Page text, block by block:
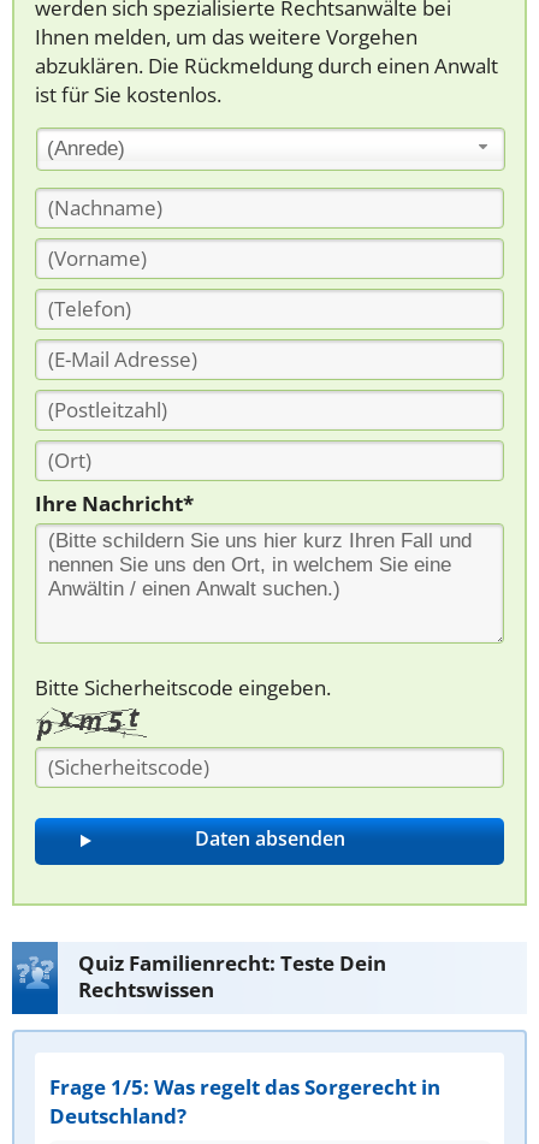
werden sich spezialisierte Rechtsanwälte bei
Ihnen melden, um das weitere Vorgehen
abzuklären. Die Rückmeldung durch einen Anwalt
ist für Sie kostenlos.
(Anrede)
Ihre Nachricht*
Bitte Sicherheitscode eingeben.
Quiz Familienrecht: Teste Dein
Rechtswissen
Frage 1/5: Was regelt das Sorgerecht in
Deutschland?